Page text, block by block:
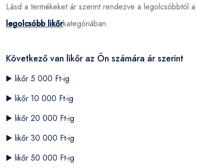
Lásd a termékeket ár szerint rendezve a legolcsóbbtól a
legolcsóbb likőrkategóriában.
Következő van likőr az Ön számára ár szerint
▶️ likőr 5 000 Ft-ig
▶️ likőr 10 000 Ft-ig
▶️ likőr 20 000 Ft-ig
▶️ likőr 30 000 Ft-ig
▶️ likőr 50 000 Ft-ig